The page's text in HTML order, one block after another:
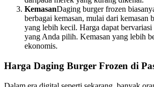
KemasanDaging burger frozen
berbagai kemasan, mulai dari kemasan
yang lebih kecil. Harga dapat bervariasi
yang Anda pilih. Kemasan yang lebih
ekonomis.
Harga Daging Burger Frozen di